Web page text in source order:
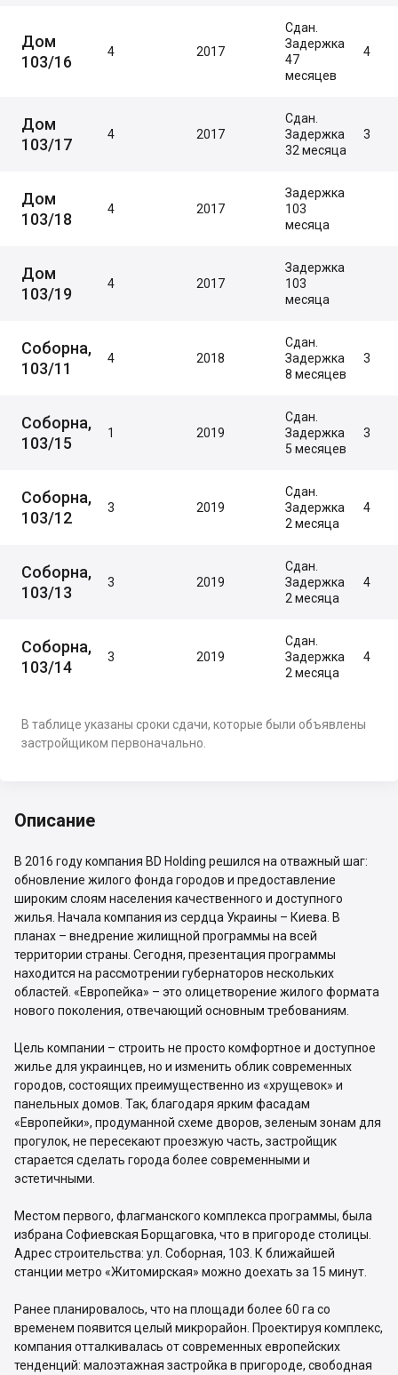
Дом
103/16
4 2017
Сдан.
Задержка
47
месяцев
4
Дом
103/17
4 2017
Сдан.
Задержка
32 месяца
3
Дом
103/18
4 2017
Задержка
103
месяца
Дом
103/19
4 2017
Задержка
103
месяца
Соборна,
103/11
4 2018
Сдан.
Задержка
8 месяцев
3
Соборна,
103/15
1 2019
Сдан.
Задержка
5 месяцев
3
Соборна,
103/12
3 2019
Сдан.
Задержка
2 месяца
4
Соборна,
103/13
3 2019
Сдан.
Задержка
2 месяца
4
Соборна,
103/14
3 2019
Сдан.
Задержка
2 месяца
4
В таблице указаны сроки сдачи, которые были объявлены
застройщиком первоначально.
Описание
В 2016 году компания BD Holding решился на отважный шаг:
обновление жилого фонда городов и предоставление
широким слоям населения качественного и доступного
жилья. Начала компания из сердца Украины – Киева. В
планах – внедрение жилищной программы на всей
территории страны. Сегодня, презентация программы
находится на рассмотрении губернаторов нескольких
областей. «Европейка» – это олицетворение жилого формата
нового поколения, отвечающий основным требованиям.
Цель компании – строить не просто комфортное и доступное
жилье для украинцев, но и изменить облик современных
городов, состоящих преимущественно из «хрущевок» и
панельных домов. Так, благодаря ярким фасадам
«Европейки», продуманной схеме дворов, зеленым зонам для
прогулок, не пересекают проезжую часть, застройщик
старается сделать города более современными и
эстетичными.
Местом первого, флагманского комплекса программы, была
избрана Софиевская Борщаговка, что в пригороде столицы.
Адрес строительства: ул. Соборная, 103. К ближайшей
станции метро «Житомирская» можно доехать за 15 минут.
Ранее планировалось, что на площади более 60 га со
временем появится целый микрорайон. Проектируя комплекс,
компания отталкивалась от современных европейских
тенденций: малоэтажная застройка в пригороде, свободная